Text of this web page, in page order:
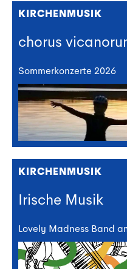
KIRCHENMUSIK
chorus
Sommerkonzerte 2026
KIRCHENMUSIK
Irische Musik
Lovely Madness Band